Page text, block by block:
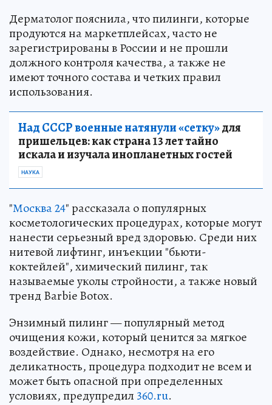
Дерматолог пояснила, что пилинги, которые
продуются на маркетплейсах, часто не
зарегистрированы в России и не прошли
должного контроля качества, а также не
имеют точного состава и четких правил
использования.
Над СССР военные натянули «сетку»для
пришельцев: как страна 13 лет тайно
искала и изучала инопланетных гостей
НАУКА
"Москва 24" рассказала о популярных
косметологических процедурах, которые могут
нанести серьезный вред здоровью. Среди них
нитевой лифтинг, инъекции "бьюти-
коктейлей", химический пилинг, так
называемые уколы стройности, а также новый
тренд Barbie Botox.
Энзимный пилинг — популярный метод
очищения кожи, который ценится за мягкое
воздействие. Однако, несмотря на его
деликатность, процедура подходит не всем и
может быть опасной при определенных
условиях, предупредил 360.ru.